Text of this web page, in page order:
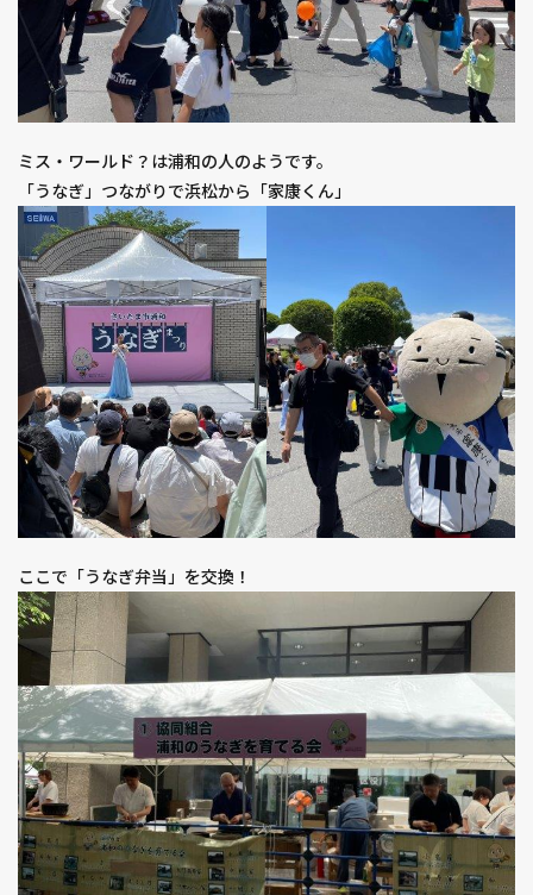
ミス・ワールド？は浦和の人のようです。
「うなぎ」つながりで浜松から「家康くん」
ここで「うなぎ弁当」を交換！